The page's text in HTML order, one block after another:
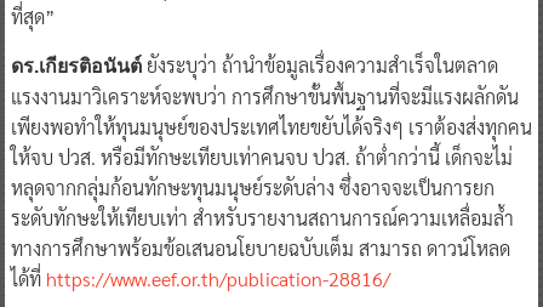
ที่สุด”
ดร.เกียรติอนันต์ยังระบุว่า ถ้านำข้อมูลเรื่องความสำเร็จในตลาด
แรงงานมาวิเคราะห์จะพบว่า การศึกษาขั้นพื้นฐานที่จะมีแรงผลักดัน
เพียงพอทำให้ทุนมนุษย์ของประเทศไทยขยับได้จริงๆ เราต้องส่งทุกคน
ให้จบ ปวส. หรือมีทักษะเทียบเท่าคนจบ ปวส. ถ้าต่ำกว่านี้ เด็กจะไม่
หลุดจากกลุ่มก้อนทักษะทุนมนุษย์ระดับล่าง ซึ่งอาจจะเป็นการยก
ระดับทักษะให้เทียบเท่า สำหรับรายงานสถานการณ์ความเหลื่อมล้ำ
ทางการศึกษาพร้อมข้อเสนอนโยบายฉบับเต็ม สามารถ ดาวน์โหลด
ได้ที่ https://www.eef.or.th/publication-28816/